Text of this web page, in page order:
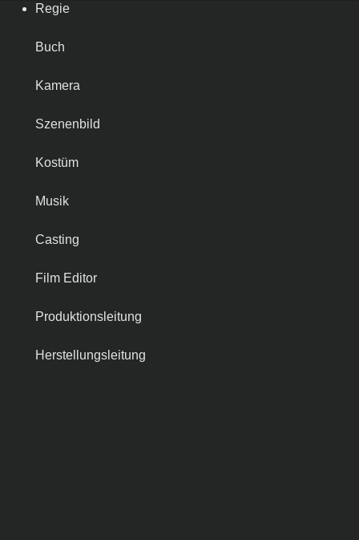
Regie
Buch
Kamera
Szenenbild
Kostüm
Musik
Casting
Film Editor
Produktionsleitung
Herstellungsleitung